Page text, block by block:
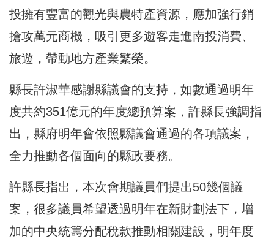
投擁有豐富的觀光與農特產資源，應加強行銷
搶攻萬元商機，吸引更多遊客走進南投消費、
旅遊，帶動地方產業繁榮。
縣長許淑華感謝縣議會的支持，如數通過明年
度共約351億元的年度總預算案，許縣長強調指
出，縣府明年會依照縣議會通過的各項議案，
全力推動各個面向的縣政要務。
許縣長指出，本次會期議員們提出50幾個議
案，很多議員希望透過明年在新財劃法下，增
加的中央統籌分配稅款推動相關建設，明年度